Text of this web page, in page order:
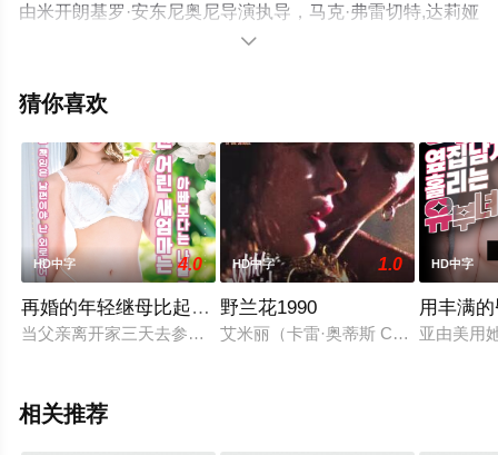
由米开朗基罗·安东尼奥尼导演执导，马克·弗雷切特,达莉娅
·斯普莱林,保罗·菲克斯,G.D.,Spradlin,Bill,Garaway等明星
版电影大全就上星辰影视，更多相关信息可移步至豆瓣电

猜你喜欢
HD中字 4.0
再婚的年轻继母比起爸爸更喜欢我
当父亲离开家三天去参加公司研讨会时，浩司很高兴能与继母
HD中字 1.0
野兰花1990
艾米丽（卡雷·奥蒂斯 Carré Otis 饰
HD中字
用丰满
亚由美用
相关推荐